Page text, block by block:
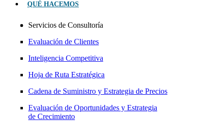
QUÉ HACEMOS
Servicios de Consultoría
Evaluación de Clientes
Inteligencia Competitiva
Hoja de Ruta Estratégica
Cadena de Suministro y Estrategia de Precios
Evaluación de Oportunidades y Estrategia
de Crecimiento